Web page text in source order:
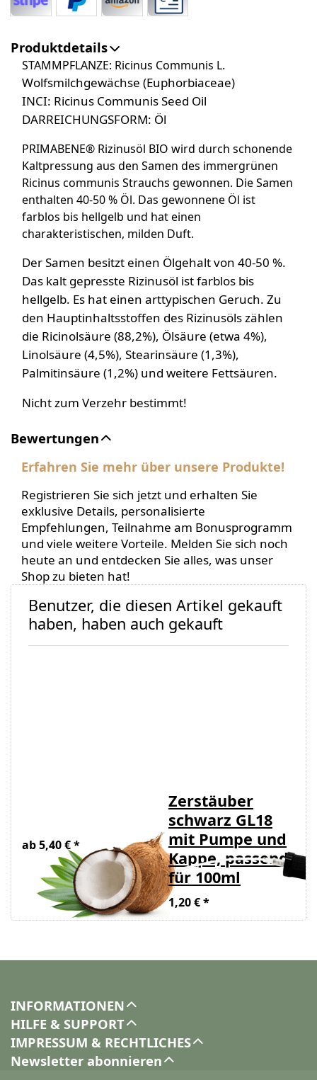
Produktdetails
STAMMPFLANZE: Ricinus Communis L.
Wolfsmilchgewächse (Euphorbiaceae)
INCI: Ricinus Communis Seed Oil
DARREICHUNGSFORM: Öl
PRIMABENE® Rizinusöl BIO wird durch schonende
Kaltpressung aus den Samen des immergrünen
Ricinus communis Strauchs gewonnen. Die Samen
enthalten 40-50 % Öl. Das gewonnene Öl ist
farblos bis hellgelb und hat einen
charakteristischen, milden Duft.
Der Samen besitzt einen Ölgehalt von 40-50 %.
Das kalt gepresste Rizinusöl ist farblos bis
hellgelb. Es hat einen arttypischen Geruch. Zu
den Hauptinhaltsstoffen des Rizinusöls zählen
die Ricinolsäure (88,2%), Ölsäure (etwa 4%),
Linolsäure (4,5%), Stearinsäure (1,3%),
Palmitinsäure (1,2%) und weitere Fettsäuren.
Nicht zum Verzehr bestimmt!
Bewertungen
Erfahren Sie mehr über unsere Produkte!
Registrieren Sie sich jetzt und erhalten Sie
exklusive Details, personalisierte
Empfehlungen, Teilnahme am Bonusprogramm
und viele weitere Vorteile. Melden Sie sich noch
heute an und entdecken Sie alles, was unser
Shop zu bieten hat!
Benutzer, die diesen Artikel gekauft
haben, haben auch gekauft
ab 5,40 € *
Zerstäuber
schwarz GL18
mit Pumpe und
Kappe, passend
für 100ml
1,20 € *
INFORMATIONEN
HILFE & SUPPORT
IMPRESSUM & RECHTLICHES
Newsletter abonnieren